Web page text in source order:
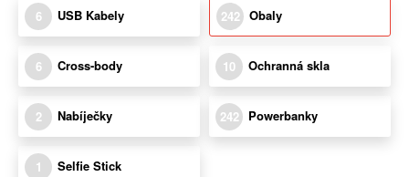
6 USB Kabely 242 Obaly
6 Cross-body 10 Ochranná skla
2 Nabíječky 242 Powerbanky
1 Selfie Stick